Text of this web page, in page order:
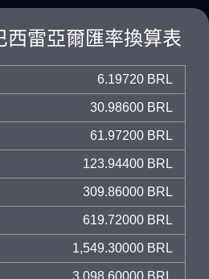
西雷亞爾匯率換算表
6.19720 BRL
30.98600 BRL
61.97200 BRL
123.94400 BRL
309.86000 BRL
619.72000 BRL
1,549.30000 BRL
3,098.60000 BRL